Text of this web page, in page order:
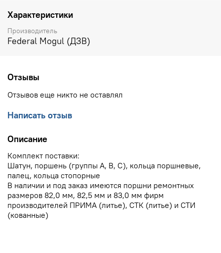
Характеристики
Производитель
Federal Mogul (ДЗВ)
Отзывы
Отзывов еще никто не оставлял
Написать отзыв
Описание
Комплект поставки:
Шатун, поршень (группы A, B, C), кольца поршневые,
палец, кольца стопорные
В наличии и под заказ имеются поршни ремонтных
размеров 82,0 мм, 82,5 мм и 83,0 мм фирм
производителей ПРИМА (литье), СТК (литье) и СТИ
(кованные)